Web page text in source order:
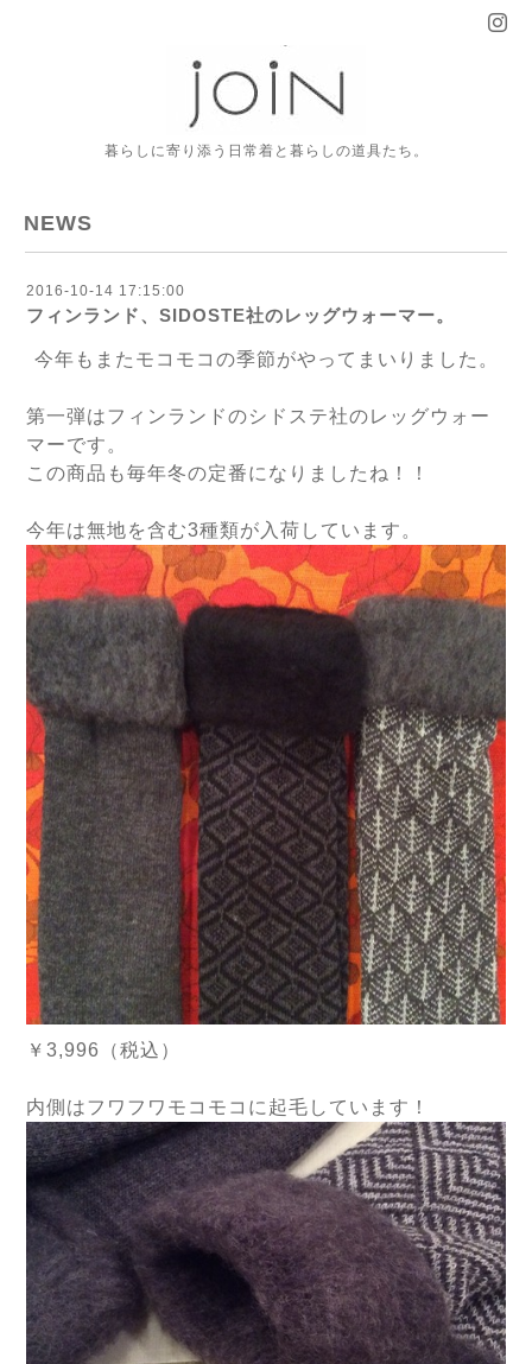
暮らしに寄り添う日常着と暮らしの道具たち。
NEWS
2016-10-14 17:15:00
フィンランド、SIDOSTE社のレッグウォーマー。
今年もまたモコモコの季節がやってまいりました。
第一弾はフィンランドのシドステ社のレッグウォー
マーです。
この商品も毎年冬の定番になりましたね！！
今年は無地を含む3種類が入荷しています。
￥3,996（税込）
内側はフワフワモコモコに起毛しています！